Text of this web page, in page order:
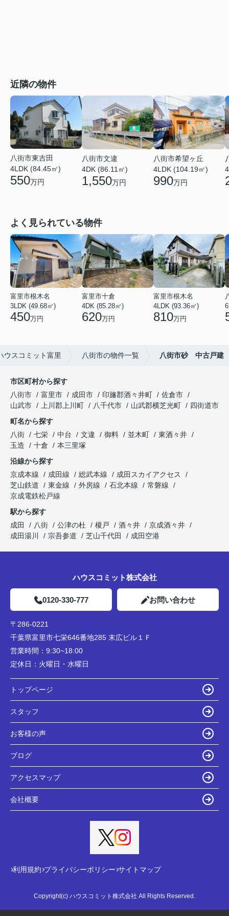
近隣の物件
八街市東吉田
4LDK (84.45㎡)
550万円
八街市文違
4DK (86.11㎡)
1,550万円
八街市希望ヶ丘
4LDK (104.19㎡)
990万円
よく見られている物件
富里市根木名
3LDK (49.68㎡)
450万円
富里市十倉
4DK (85.28㎡)
620万円
富里市根木名
4LDK (93.36㎡)
810万円
ウスコミット富里 八街市の物件一覧 八街市砂 中古戸建
市区町村から探す
八街市
富里市 成田市 印旛郡酒々井町
佐倉市
山武市
上川郡上川町 八千代市 山武郡横芝光町
四街道市
町名から探す
八街
七栄 中台 文違 御料 並木町
東酒々井
玉造
十倉
本三里塚
沿線から探す
京成本線
成田線 総武本線
成田スカイアクセス
芝山鉄道
東金線 外房線 石北本線
常磐線
京成電鉄松戸線
駅から探す
成田
八街 公津の杜 榎戸 酒々井
京成酒々井
成田湯川
宗吾参道 芝山千代田 成田空港
ハウスコミット株式会社
0120-330-777 お問い合わせ
〒286-0221
千葉県富里市七栄646番地285 末広ビル１Ｆ
営業時間： 9:30~18:00
定休日： 火曜日・水曜日
トップページ
スタッフ
お客様の声
ブログ
アクセスマップ
会社概要
利用規約 プライバシーポリシー サイトマップ
Copyright(c) ハウスコミット株式会社 All Rights Reserved.